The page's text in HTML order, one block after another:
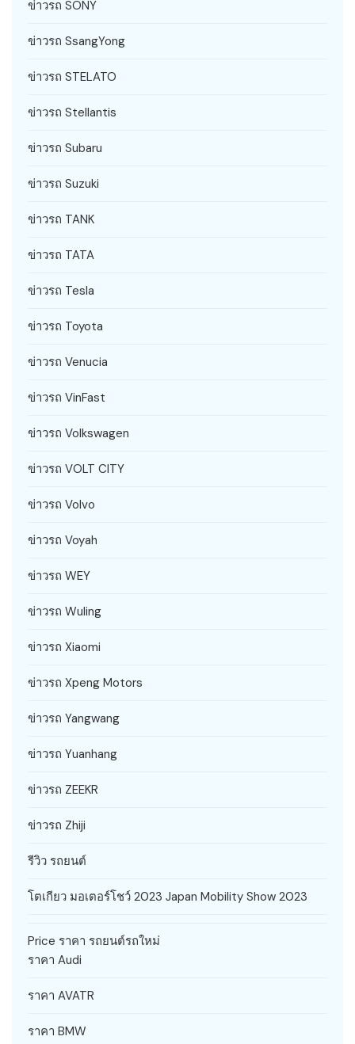
ข่าวรถ SONY
ข่าวรถ SsangYong
ข่าวรถ STELATO
ข่าวรถ Stellantis
ข่าวรถ Subaru
ข่าวรถ Suzuki
ข่าวรถ TANK
ข่าวรถ TATA
ข่าวรถ Tesla
ข่าวรถ Toyota
ข่าวรถ Venucia
ข่าวรถ VinFast
ข่าวรถ Volkswagen
ข่าวรถ VOLT CITY
ข่าวรถ Volvo
ข่าวรถ Voyah
ข่าวรถ WEY
ข่าวรถ Wuling
ข่าวรถ Xiaomi
ข่าวรถ Xpeng Motors
ข่าวรถ Yangwang
ข่าวรถ Yuanhang
ข่าวรถ ZEEKR
ข่าวรถ Zhiji
รีวิว รถยนต์
โตเกียว มอเตอร์โชว์ 2023 Japan Mobility Show 2023
Price ราคา รถยนต์รถใหม่
ราคา Audi
ราคา AVATR
ราคา BMW